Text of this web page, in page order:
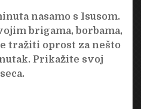
nasamo s Isusom.
brigama, borbama,
tražiti oprost za nešto
Prikažite svoj